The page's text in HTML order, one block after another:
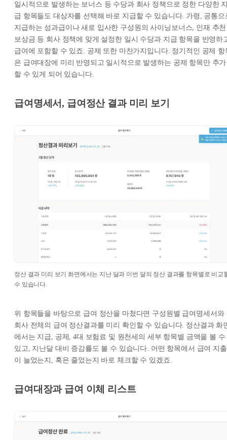
일시적으로 발생하는 보너스 등 수당과 회사 정책으로 정한 다양한
급 항목들도 대상자를 선택해 바로 지급할 수 있습니다. 가령, 공통으
지급하는 성과급이나 새로 입사한 구성원의 사이닝보너스, 인재 추천
보상금 등 회사 정책에 맞게 설정한 일시 수당과 지급 항목을 반영하
급여에 포함할 수 있죠. 공제 또한 마찬가지입니다. 정기적인 공제 항
은 급여대장에 미리 반영되고 일시적으로 발생하는 공제 항목만 추가
할 수 있게 되어 있습니다.
급여명세서, 급여정산 결과 미리 보기
정산 결과 미리 보기 화면에서는 지난 달과 이번 달의 정산 결과를 항목별로 비교
수 있습니다.
위 항목들을 바탕으로 급여 정산을 마쳤다면 구성원별 급여명세서와
회사 전체의 급여 정산결과를 미리 확인할 수 있습니다. 정산결과 화
에서는 지급, 공제, 4대 보험료 및 원천세의 세부 항목별 금액을 볼 수
있고, 지난달 대비 증감률도 볼 수 있습니다. 어떤 항목에서 급여 지출
이 늘었는지, 혹은 줄었는지 바로 체크할 수 있겠죠.
급여대장과 급여 이체 리스트